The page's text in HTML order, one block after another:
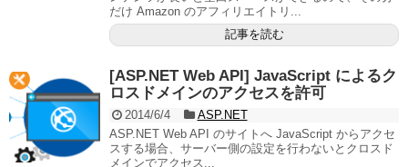
だけ Amazon のアフィリエイトリ...
記事を読む
[ASP.NET Web API] JavaScript によるク
ロスドメインのアクセスを許可
2014/6/4
ASP.NET
ASP.NET Web API のサイトへ JavaScript からアクセ
スする場合、サーバー側の設定を行わないとクロスド
メインでアクセス...